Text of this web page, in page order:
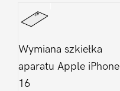
Wymiana szkiełka
aparatu Apple iPhone
16